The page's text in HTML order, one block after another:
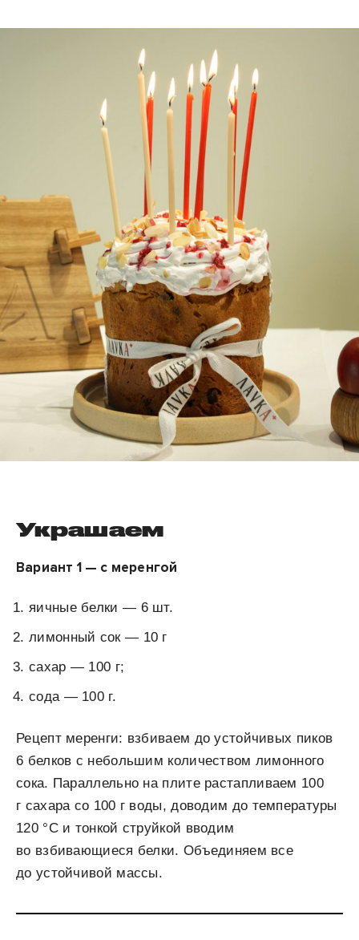
Украшаем
Вариант 1 — с меренгой
яичные белки — 6 шт.
лимонный сок — 10 г
сахар — 100 г;
сода — 100 г.
Рецепт меренги: взбиваем до устойчивых пиков
6 белков с небольшим количеством лимонного
сока. Параллельно на плите растапливаем 100
г сахара со 100 г воды, доводим до температуры
120 °С и тонкой струйкой вводим
во взбивающиеся белки. Объединяем все
до устойчивой массы.